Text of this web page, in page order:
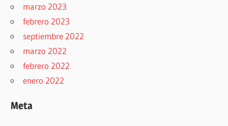
marzo 2023
febrero 2023
septiembre 2022
marzo 2022
febrero 2022
enero 2022
Meta